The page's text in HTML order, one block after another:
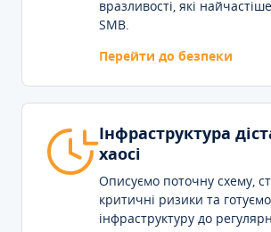
вразливості, які
SMB.
Перейти до безпеки
Інфраструктура
хаосі
Описуємо поточну схему,
критичні ризики та готуємо
інфраструктуру до